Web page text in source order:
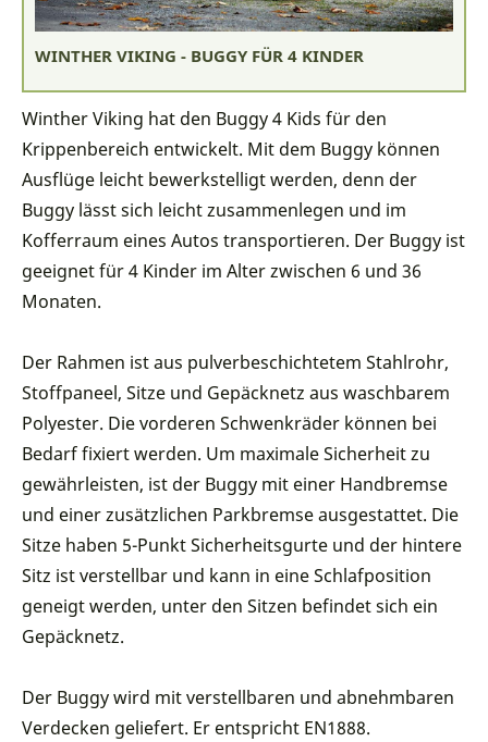
WINTHER VIKING - BUGGY FÜR 4 KINDER
Winther Viking hat den Buggy 4 Kids für den
Krippenbereich entwickelt. Mit dem Buggy können
Ausflüge leicht bewerkstelligt werden, denn der
Buggy lässt sich leicht zusammenlegen und im
Kofferraum eines Autos transportieren. Der Buggy ist
geeignet für 4 Kinder im Alter zwischen 6 und 36
Monaten.
Der Rahmen ist aus pulverbeschichtetem Stahlrohr,
Stoffpaneel, Sitze und Gepäcknetz aus waschbarem
Polyester. Die vorderen Schwenkräder können bei
Bedarf fixiert werden. Um maximale Sicherheit zu
gewährleisten, ist der Buggy mit einer Handbremse
und einer zusätzlichen Parkbremse ausgestattet. Die
Sitze haben 5-Punkt Sicherheitsgurte und der hintere
Sitz ist verstellbar und kann in eine Schlafposition
geneigt werden, unter den Sitzen befindet sich ein
Gepäcknetz.
Der Buggy wird mit verstellbaren und abnehmbaren
Verdecken geliefert. Er entspricht EN1888.